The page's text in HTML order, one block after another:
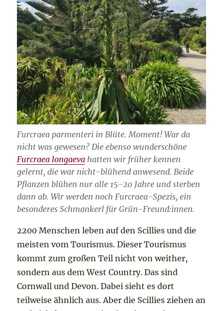
Furcraea parmenteri in Blüte. Moment! War da
nicht was gewesen? Die ebenso wunderschöne
Furcraea longaeva hatten wir früher kennen
gelernt, die war nicht-blühend anwesend. Beide
Pflanzen blühen nur alle 15-20 Jahre und sterben
dann ab. Wir werden noch Furcraea-Spezis, ein
besonderes Schmankerl für Grün-Freund:innen.
2200 Menschen leben auf den Scillies und die
meisten vom Tourismus. Dieser Tourismus
kommt zum großen Teil nicht von weither,
sondern aus dem West Country. Das sind
Cornwall und Devon. Dabei sieht es dort
teilweise ähnlich aus. Aber die Scillies ziehen an